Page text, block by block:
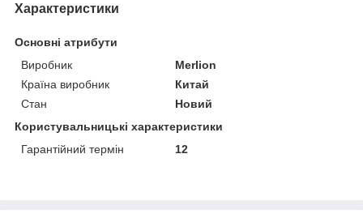
Характеристики
Основні атрибути
Виробник
Merlion
Країна виробник
Китай
Стан
Новий
Користувальницькі характеристики
Гарантійний термін
12